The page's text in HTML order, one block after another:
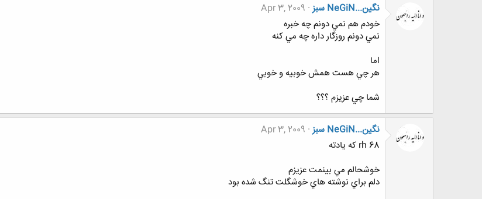
نگين...NeGiN سبز
Apr 3, 2009
خودم هم نمي دونم چه خبره
نمي دونم روزگار داره چه مي كنه
اما
هر چي هست همش خوبيه و خوبي
شما چي عزيزم ؟؟؟
نگين...NeGiN سبز
Apr 3, 2009
rh 68 كه يادته
خوشحالم مي بينمت عزيزم
دلم براي نوشته هاي خوشگلت تنگ شده بود